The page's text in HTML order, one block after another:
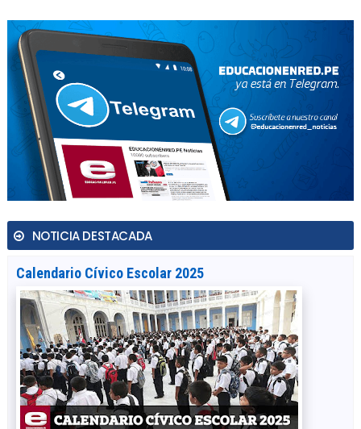
NOTICIA DESTACADA
Calendario Cívico Escolar 2025